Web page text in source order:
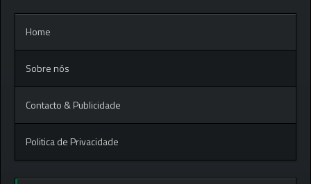
Home
Sobre nós
Contacto & Publicidade
Politica de Privacidade